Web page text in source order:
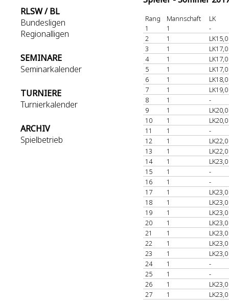
RLSW / BL
Bundesligen
Regionalligen
SEMINARE
Seminarkalender
TURNIERE
Turnierkalender
ARCHIV
Spielbetrieb
Rang Mannschaft
LK
1
1
-
2
1
LK15,0
3
1
LK17,0
4
1
LK17,0
5
1
LK17,0
6
1
LK18,0
7
1
LK19,0
8
1
-
9
1
LK20,0
10
1
LK20,0
11
1
-
12
1
LK22,0
13
1
LK22,0
14
1
LK23,0
15
1
-
16
1
-
17
1
LK23,0
18
1
LK23,0
19
1
LK23,0
20
1
LK23,0
21
1
LK23,0
22
1
LK23,0
23
1
LK23,0
24
1
-
25
1
-
26
1
LK23,0
27
1 LK23,0